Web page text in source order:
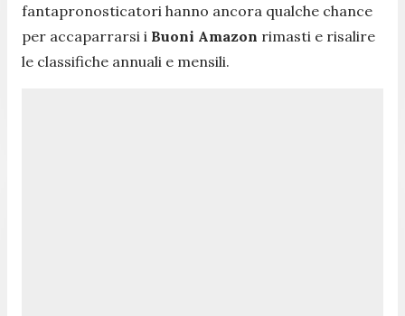
fantapronosticatori hanno ancora qualche chance
per accaparrarsi i Buoni Amazon rimasti e risalire
le classifiche annuali e mensili.